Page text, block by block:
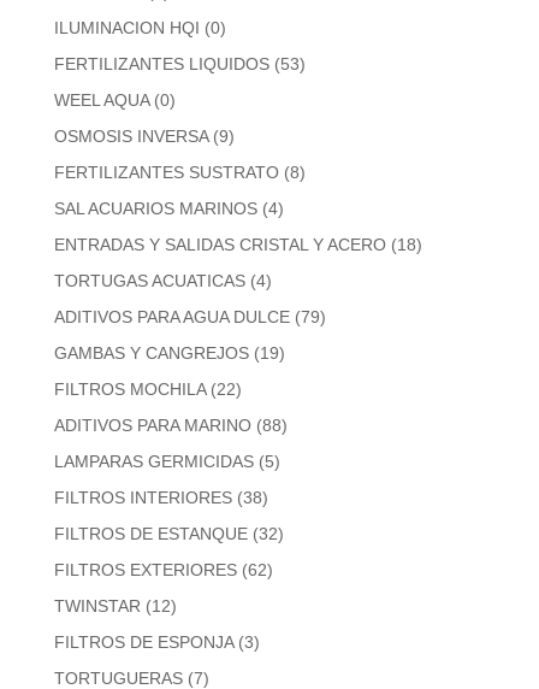
ILUMINACION HQI (0)
FERTILIZANTES LIQUIDOS (53)
WEEL AQUA (0)
OSMOSIS INVERSA (9)
FERTILIZANTES SUSTRATO (8)
SAL ACUARIOS MARINOS (4)
ENTRADAS Y SALIDAS CRISTAL Y ACERO (18)
TORTUGAS ACUATICAS (4)
ADITIVOS PARA AGUA DULCE (79)
GAMBAS Y CANGREJOS (19)
FILTROS MOCHILA (22)
ADITIVOS PARA MARINO (88)
LAMPARAS GERMICIDAS (5)
FILTROS INTERIORES (38)
FILTROS DE ESTANQUE (32)
FILTROS EXTERIORES (62)
TWINSTAR (12)
FILTROS DE ESPONJA (3)
TORTUGUERAS (7)